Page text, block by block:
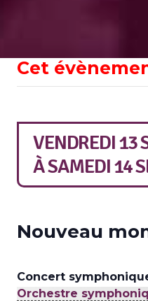
Cet
VENDREDI 13
ÀSAMEDI 14
Nouveau
Concert
Orchestre